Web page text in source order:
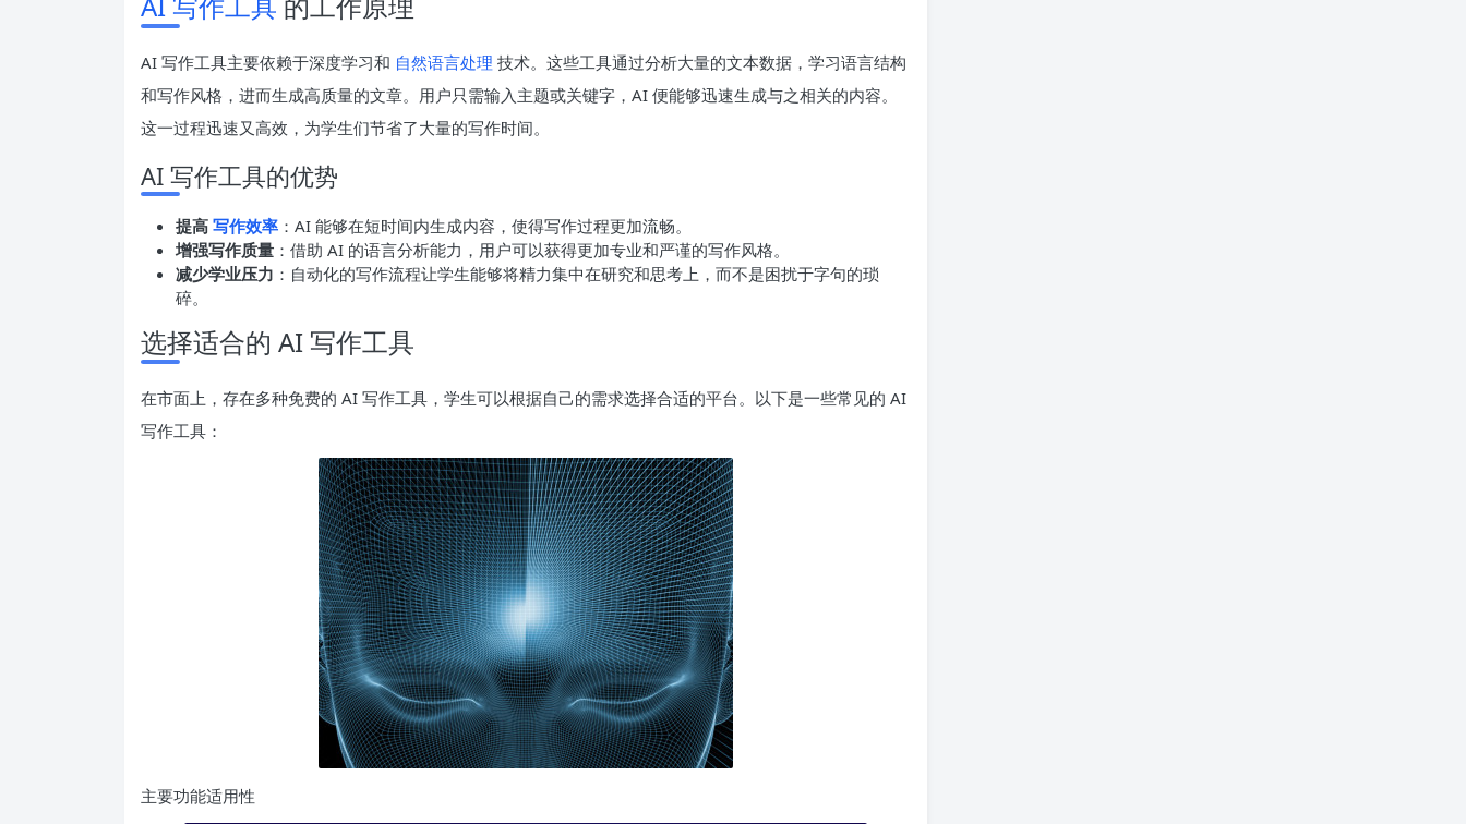
AI 写作工具主要依赖于深度学习和 自然语言处理 技术。这些工具通过分析大量的文本数据，学习语言结构
和写作风格，进而生成高质量的文章。用户只需输入主题或关键字，AI 便能够迅速生成与之相关的内容。
这一过程迅速又高效，为学生们节省了大量的写作时间。
AI 写作工具的优势
提高 写作效率 ：AI 能够在短时间内生成内容，使得写作过程更加流畅。
增强写作质量 ：借助 AI 的语言分析能力，用户可以获得更加专业和严谨的写作风格。
减少学业压力 ：自动化的写作流程让学生能够将精力集中在研究和思考上，而不是困扰于字句的琐
碎。
选择适合的 AI 写作工具
在市面上，存在多种免费的 AI 写作工具，学生可以根据自己的需求选择合适的平台。以下是一些常见的 AI
写作工具：
主要功能适用性